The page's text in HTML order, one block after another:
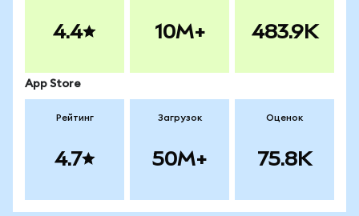
4.4 10M+ 483.9K
App Store
Рейтинг
4.7
Загрузок
50M+
Оценок
75.8K